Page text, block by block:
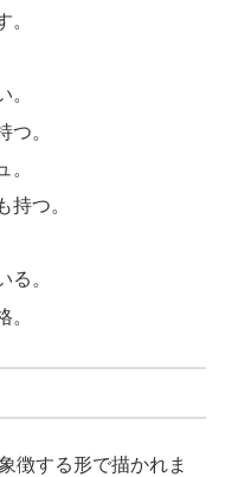
。
。
つ。
。
持つ。
る。
。
徴する形で描かれま